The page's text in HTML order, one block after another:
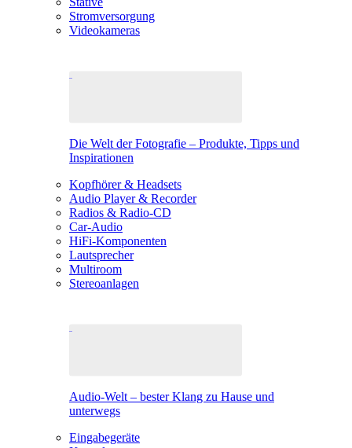
Stromversorgung
Videokameras
Die Welt der Fotografie – Produkte, Tipps und
Inspirationen
Kopfhörer & Headsets
Audio Player & Recorder
Radios & Radio-CD
Car-Audio
HiFi-Komponenten
Lautsprecher
Multiroom
Stereoanlagen
Audio-Welt – bester Klang zu Hause und
unterwegs
Eingabegeräte